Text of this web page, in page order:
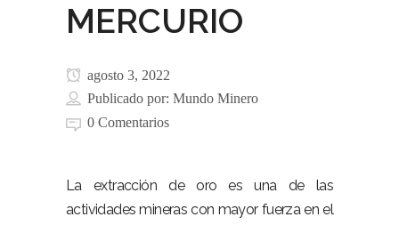
MERCURIO
agosto 3, 2022
Publicado por: Mundo Minero
0 Comentarios
La extracción de oro es una de las
actividades mineras con mayor fuerza en el